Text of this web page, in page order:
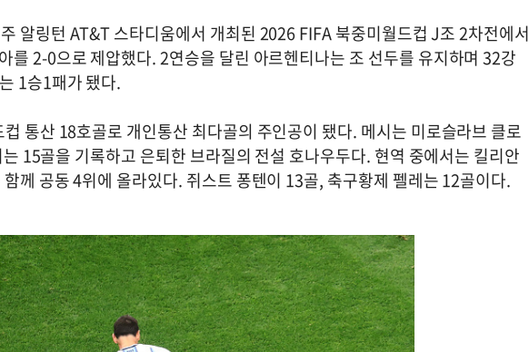
알링턴 AT&T 스타디움에서 개최된 2026 FIFA 북중미월드컵 J조 2차전에서
를 2-0으로 제압했다. 2연승을 달린 아르헨티나는 조 선두를 유지하며 32강
1승1패가 됐다.
통산 18호골로 개인통산 최다골의 주인공이 됐다. 메시는 미로슬라브 클로
15골을 기록하고 은퇴한 브라질의 전설 호나우두다. 현역 중에서는 킬리안
께 공동 4위에 올라있다. 쥐스트 퐁텐이 13골, 축구황제 펠레는 12골이다.